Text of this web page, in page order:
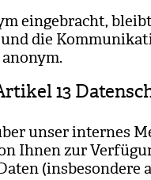
ein­ge­bracht,
die
13
unser inter­nes
Ihnen zur
(ins­be­son­dere